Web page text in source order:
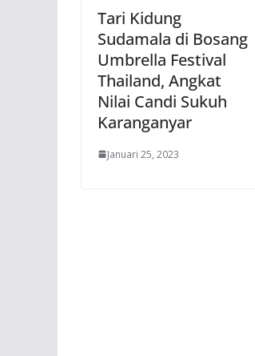
Tari Kidung
Sudamala di Bosang
Umbrella Festival
Thailand, Angkat
Nilai Candi Sukuh
Karanganyar
Januari 25, 2023